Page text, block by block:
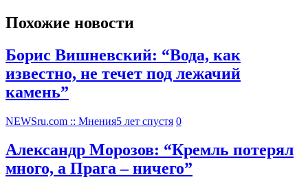
Похожие новости
Борис Вишневский: “Вода, как
известно, не течет под лежачий
камень”
NEWSru.com :: Мнения5 лет спустя 0
Александр Морозов: “Кремль потерял
много, а Прага – ничего”